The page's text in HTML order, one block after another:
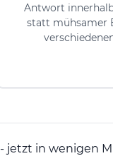
Antwort
statt mühsamer
- jetzt in wenigen